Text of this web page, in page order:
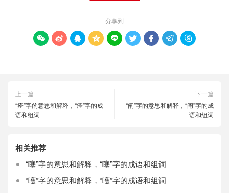
分享到
        
上一篇
“痊”字的意思和解释，“痊”字的成
语和组词
下一篇
“阐”字的意思和解释，“阐”字的成
语和组词
相关推荐
“噻”字的意思和解释，“噻”字的成语和组词
“嚄”字的意思和解释，“嚄”字的成语和组词